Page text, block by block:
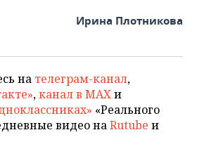
Ирина Плотникова
на телеграм-канал,
,канал в MAXи
«Реального
видео наRutube и